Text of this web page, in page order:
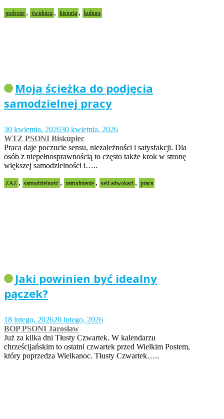
podroże , świdnica , historia , kultura
Moja ścieżka do podjęcia
samodzielnej pracy
30 kwietnia, 202630 kwietnia, 2026
WTZ PSONI Biskupiec
Praca daje poczucie sensu, niezależności i satysfakcji. Dla
osób z niepełnosprawnością to często także krok w stronę
większej samodzielności i…..
ZAZ , samodzielność , zatrudnienie , self adwokaci , praca
Jaki powinien być idealny
pączek?
18 lutego, 202620 lutego, 2026
BOP PSONI Jarosław
Już za kilka dni Tłusty Czwartek. W kalendarzu
chrześcijańskim to ostatni czwartek przed Wielkim Postem,
który poprzedza Wielkanoc. Tłusty Czwartek…..